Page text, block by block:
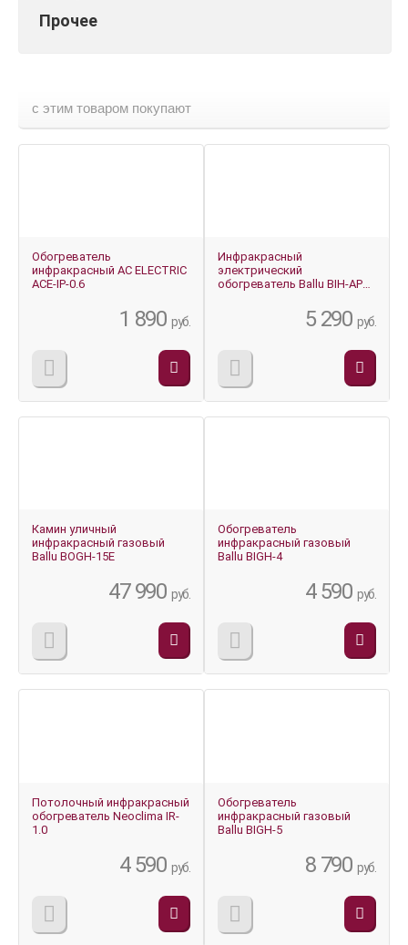
Прочее
с этим товаром покупают
Обогреватель
инфракрасный AC ELECTRIC
ACE-IP-0.6
1 890 руб.
Инфракрасный
электрический
обогреватель Ballu BIH-AP4-
5 290 руб.
Камин уличный
инфракрасный газовый
Ballu BOGH-15E
47 990 руб.
Обогреватель
инфракрасный газовый
Ballu BIGH-4
4 590 руб.
Потолочный инфракрасный
обогреватель Neoclima IR-
1.0
4 590 руб.
Обогреватель
инфракрасный газовый
Ballu BIGH-5
8 790 руб.